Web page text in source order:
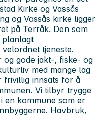
Kirke og Vassås
og Vassås kirke ligger
på Terråk. Den som
planlagt
tjeneste.
gode jakt-, fiske- og
med mange lag
frivillig innsats for å
Vi tilbyr trygge
en kommune som er
Havbruk,